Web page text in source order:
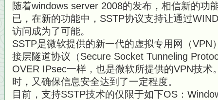
随着windows server 2008的发布，相信新的功
已，在新的功能中，SSTP协议支持让通过
访问成为了可能。
SSTP是微软提供的新一代的虚拟专用网（VPN
接层隧道协议（Secure Socket Tunneling
OVER IPsec一样，也是微软所提供的VPN技术
时，又确保信息安全达到了一定程度。
目前，支持SSTP技术的仅限于如下OS：